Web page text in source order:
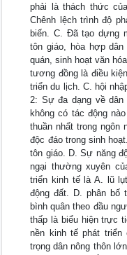
phải là thách thức
Chênh lệch trình độ
biến. C. Đã tạo dựng
tôn giáo, hòa hợp
quán, sinh hoạt văn
tương đồng là điều
triển du lịch. C. hội
2: Sự đa dạng về
không có tác động
thuần nhất trong ngôn
độc đáo trong sinh
tôn giáo. D. Sự năng
ngại thường xuyên
triển kinh tế là A. lũ
động đất. D. phân bố
bình quân theo đầu
thấp là biểu hiện trực
nền kinh tế phát
trọng dân nông thôn